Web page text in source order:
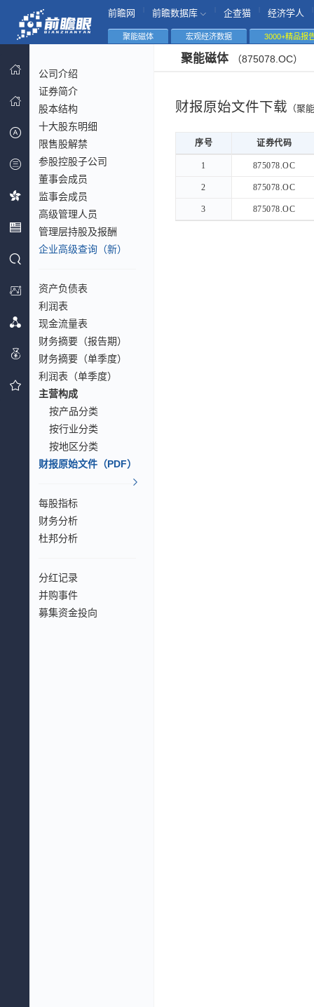
前瞻网 前瞻数据库 企查猫 经济学人
聚能磁体 宏观经济数据 3000+精品报
公司介绍
证券简介
股本结构
十大股东明细
限售股解禁
参股控股子公司
董事会成员
监事会成员
高级管理人员
管理层持股及报酬
企业高级查询（新）
资产负债表
利润表
现金流量表
财务摘要（报告期）
财务摘要（单季度）
利润表（单季度）
主营构成
按产品分类
按行业分类
按地区分类
财报原始文件（PDF）
每股指标
财务分析
杜邦分析
分红记录
并购事件
募集资金投向
聚能磁体 （875078.OC）
财报原始文件下载 （聚
序号
证券代码
序号
证券代码
1 875078.OC
2 875078.OC
3 875078.OC
序号
1
2
3